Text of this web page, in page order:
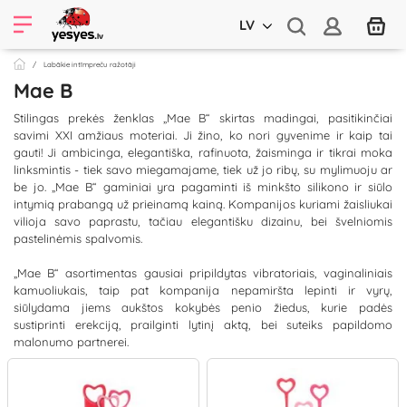
LV
Labākie intīmpreču ražotāji
Mae B
Stilingas prekės ženklas „Mae B“ skirtas madingai, pasitikinčiai
savimi XXI amžiaus moteriai. Ji žino, ko nori gyvenime ir kaip tai
gauti! Ji ambicinga, elegantiška, rafinuota, žaisminga ir tikrai moka
linksmintis - tiek savo miegamajame, tiek už jo ribų, su mylimuoju ar
be jo. „Mae B“ gaminiai yra pagaminti iš minkšto silikono ir siūlo
intymią prabangą už prieinamą kainą. Kompanijos kuriami žaisliukai
vilioja savo paprastu, tačiau elegantišku dizainu, bei švelniomis
pastelinėmis spalvomis.
„Mae B“ asortimentas gausiai pripildytas vibratoriais, vaginaliniais
kamuoliukais, taip pat kompanija nepamiršta lepinti ir vyrų,
siūlydama jiems aukštos kokybės penio žiedus, kurie padės
sustiprinti erekciją, prailginti lytinį aktą, bei suteiks papildomo
malonumo partnerei.